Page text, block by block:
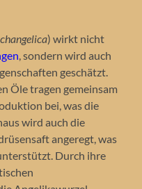
) wirkt nicht
, sondern wird auch
geschätzt.
Öle tragen gemeinsam
bei, was die
wird auch die
angeregt, was
Durch ihre